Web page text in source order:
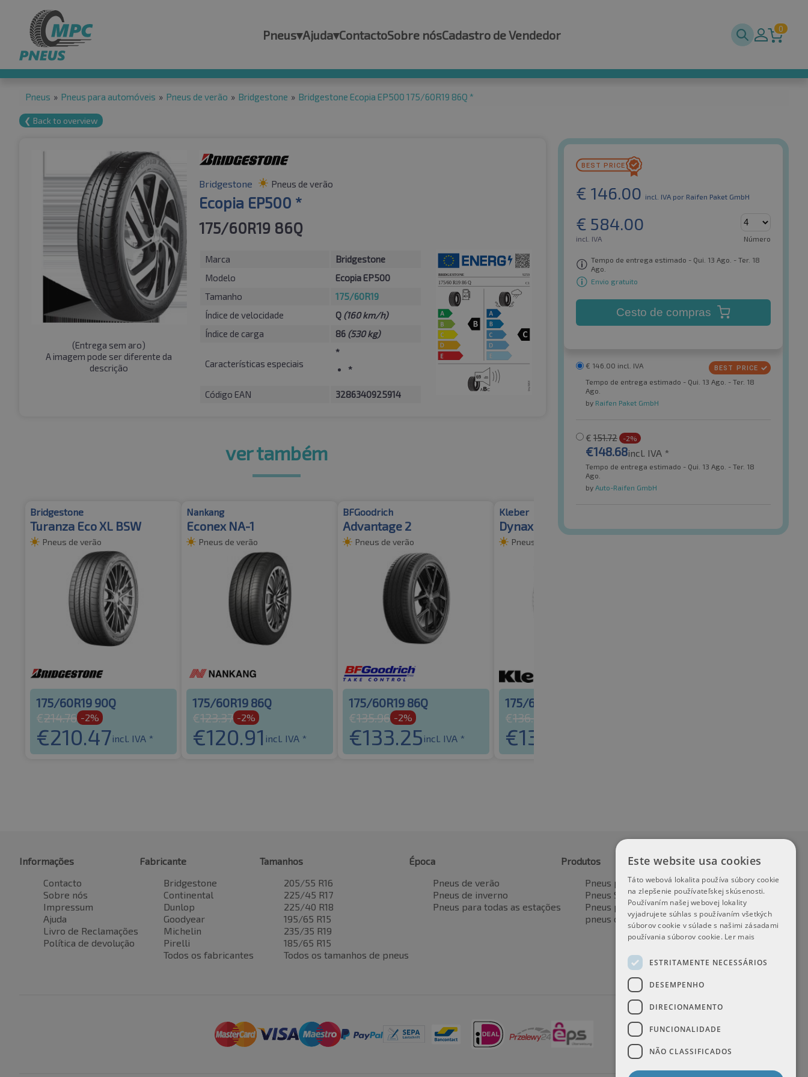
Pneus▾Ajuda▾ContactoSobre nósCadastro de Vendedor 0
Pneus » Pneus para automóveis » Pneus de verão » Bridgestone » Bridgestone Ecopia EP500 175/60R19 86Q *
❮ Back to overview
(Entrega sem aro)
A imagem pode ser diferente da
descrição
Bridgestone Pneus de verão
Ecopia EP500 *
175/60R19 86Q
Marca
Bridgestone
Modelo
Ecopia EP500
Tamanho
175/60R19
Índice de velocidade
Q (160 km/h)
Índice de carga
86 (530 kg)
Características especiais
*
*
Código EAN 3286340925914
€ 146.00 incl. IVA por Raifen Paket GmbH
€ 584.00
incl. IVA Número
Tempo de entrega estimado - Qui. 13 Ago. - Ter. 18
Ago.
Envio gratuito
Cesto de compras
€ 146.00 incl. IVA
Tempo de entrega estimado - Qui. 13 Ago. - Ter. 18
Ago.
by Raifen Paket GmbH
€ 151.72 -2%
€148.68incl. IVA *
Tempo de entrega estimado - Qui. 13 Ago. - Ter. 18
Ago.
by Auto-Raifen GmbH
ver também
Bridgestone
Turanza Eco XL BSW
Pneus de verão
175/60R19 90Q
€214.76 -2%
€210.47incl. IVA *
Nankang
Econex NA-1
Pneus de verão
175/60R19 86Q
€123.37 -2%
€120.91 incl. IVA *
BFGoodrich
Advantage 2
Pneus de verão
175/60R19 86Q
€135.96 -2%
€133.25 incl. IVA *
Kleber
Dynaxer HP5
Pneus de verão
175/60R19 86Q
€136.69
€133.96
e.Primacy FSL
Informações
Contacto
Sobre nós
Impressum
Ajuda
Livro de Reclamações
Política de devolução
Fabricante
Bridgestone
Continental
Dunlop
Goodyear
Michelin
Pirelli
Todos os fabricantes
Tamanhos
205/55 R16
225/45 R17
225/40 R18
195/65 R15
235/35 R19
185/65 R15
Todos os tamanhos de pneus
Época
Pneus de verão
Pneus de inverno
Pneus para todas as estações
Produtos
Pneus para automóveis
Pneus SUV / 4x4
Pneus para veículos de transporte
pneus de motocicleta
Este website usa cookies
Táto webová lokalita používa súbory cookie
na zlepšenie používateľskej skúsenosti.
Používaním našej webovej lokality
vyjadrujete súhlas s používaním všetkých
súborov cookie v súlade s našimi zásadami
používania súborov cookie. Ler mais
ESTRITAMENTE NECESSÁRIOS
DESEMPENHO
DIRECIONAMENTO
FUNCIONALIDADE
NÃO CLASSIFICADOS